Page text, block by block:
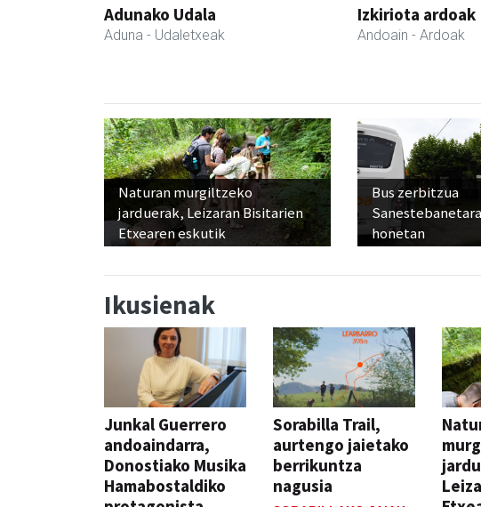
Adunako Udala
Aduna - Udaletxeak
Izkiriota ardoak
Andoain - Ardoak
Naturan murgiltzeko
jarduerak, Leizaran Bisitarien
Etxearen eskutik
Bus zerbitzua
honetan
Ikusienak
Junkal Guerrero
andoaindarra,
Donostiako Musika
Hamabostaldiko
Sorabilla Trail,
aurtengo jaietako
berrikuntza
nagusia